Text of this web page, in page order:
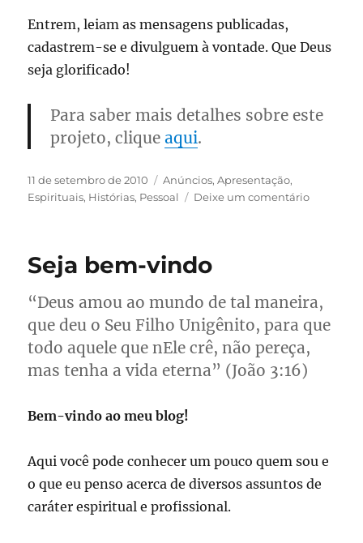
Entrem, leiam as mensagens publicadas,
cadastrem-se e divulguem à vontade. Que Deus
seja glorificado!
Para saber mais detalhes sobre este
projeto, cliqueaqui.
Publicado
em
11 de setembro de 2010 Categorias
Anúncios,Apresentação,
Espirituais, Histórias, Pessoal Deixe um comentárioem
Seja bem-vindo
“Deus amou ao mundo de tal maneira,
que deu o Seu Filho Unigênito, para que
todo aquele que nEle crê, não pereça,
mas tenha a vida eterna” (João 3:16)
Bem-vindo ao meu blog!
Aqui você pode conhecer um pouco quem sou e
o que eu penso acerca de diversos assuntos de
caráter espiritual e profissional.